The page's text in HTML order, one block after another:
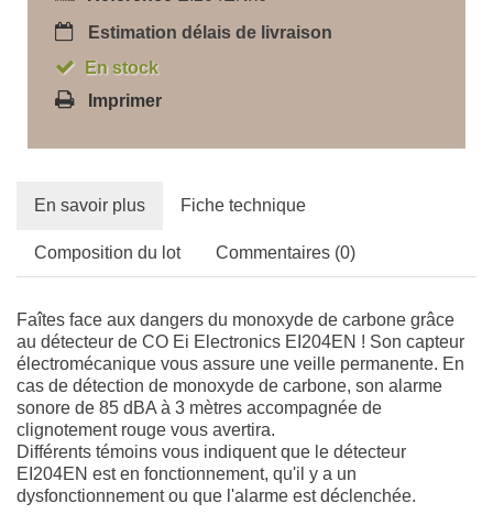
Estimation délais de livraison
En stock
Imprimer
En savoir plus Fiche technique
Composition du lot Commentaires (0)
Faîtes face aux dangers du monoxyde de carbone grâce
au détecteur de CO Ei Electronics EI204EN ! Son capteur
électromécanique vous assure une veille permanente. En
cas de détection de monoxyde de carbone, son alarme
sonore de 85 dBA à 3 mètres accompagnée de
clignotement rouge vous avertira.
Différents témoins vous indiquent que le détecteur
EI204EN est en fonctionnement, qu'il y a un
dysfonctionnement ou que l'alarme est déclenchée.